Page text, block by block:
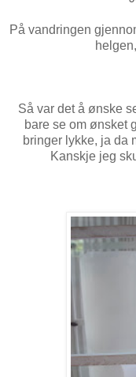
På vandringen
Så var det å ønske
bare se om ønsket
bringer lykke, ja da
Kanskje jeg